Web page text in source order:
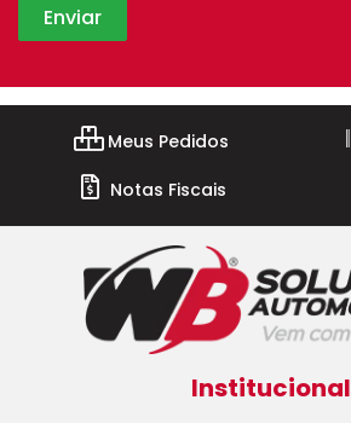
Meus Pedidos
Notas Fiscais
Institucional